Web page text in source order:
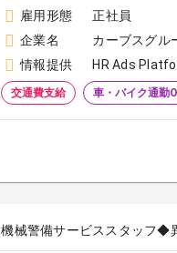
雇用形態
正社員
企業名
カーブスグル
情報提供
HR Ads
交通費支給 車・バイク通勤
機械警備サービススタッフ◆